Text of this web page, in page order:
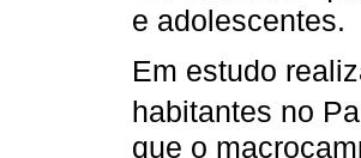
e adolescentes.
Em estudo
habitantes no
que o